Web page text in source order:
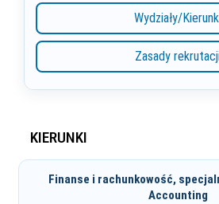
Wydziały/
Zasady
KIERUNKI
Finanse i rachunkowość,
Accounting